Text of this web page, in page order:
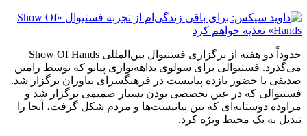
حدوداً دو هفته از برگزاری فستیوال بین‌المللی Show Of Hands
می‌گذرد. فستیوالی برای سولوی بداهه‌نوازی پیانو که توسط رامین
صدیقی با حضور یازده پیانیست در فرهنگسرای نیاوران برگزار شد.
فستیوالی که در عین تخصصی بودن بسیار صمیمی برگزار شد و
مراوده دوستانه‌ای که بین پیانیست‌ها و مردم شکل گرفت، آنجا را
تبدیل به یک محیط ویژه کرد.